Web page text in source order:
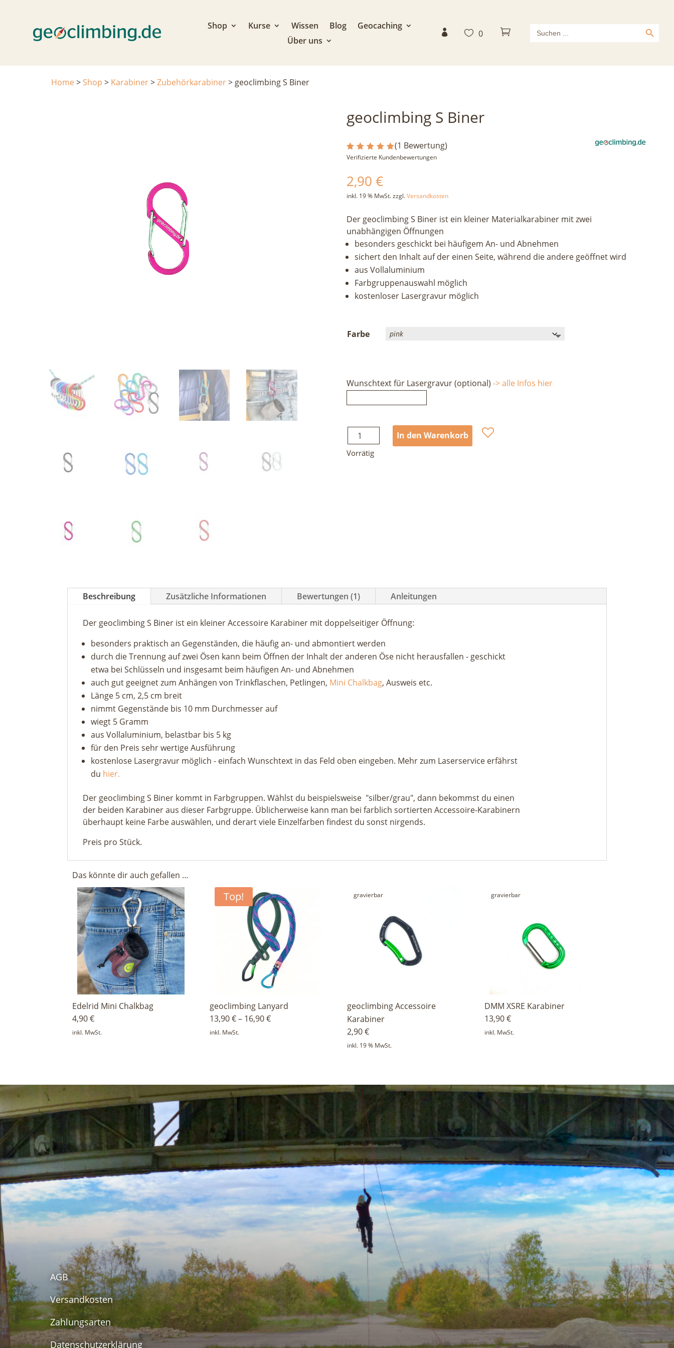
Shop Kurse Wissen Blog
Geocaching
Über uns
  0  Search
for:
Search Button
Home> Shop > Karabiner>Zubehörkarabiner> geoclimbing S Biner
geoclimbing S Biner
Bewertet
basiere
nd auf
ewertung
(1 Bewertung)
Verifizierte Kundenbewertungen
2,90€
inkl. 19 % MwSt.zzgl.Versandkosten
Der geoclimbing S Biner ist ein kleiner Materialkarabiner mit zwei
unabhängigen Öffnungen
besonders geschickt bei häufigem An- und Abnehmen
sichert den Inhalt auf der einen Seite, während die andere geöffnet wird
aus Vollaluminium
Farbgruppenauswahl möglich
kostenloser Lasergravur möglich
Farbe
Wunschtext für Lasergravur (optional)-> alle Infos hier
geoclimbing
S
Biner
In den Warenkorb
Vorrätig
Beschreibung Zusätzliche Informationen Bewertungen (1) Anleitungen
Der geoclimbing S Biner ist ein kleiner Accessoire Karabiner mit doppelseitiger Öffnung:
besonders praktisch an Gegenständen, die häufig an- und abmontiert werden
durch die Trennung auf zwei Ösen kann beim Öffnen der Inhalt der anderen Öse nicht herausfallen - geschickt
etwa bei Schlüsseln und insgesamt beim häufigen An- und Abnehmen
auch gut geeignet zum Anhängen von Trinkflaschen, Petlingen, Mini Chalkbag, Ausweis etc.
Länge 5 cm, 2,5 cm breit
nimmt Gegenstände bis 10 mm Durchmesser auf
wiegt 5 Gramm
aus Vollaluminium, belastbar bis 5 kg
für den Preis sehr wertige Ausführung
kostenlose Lasergravur möglich - einfach Wunschtext in das Feld oben eingeben. Mehr zum Laserservice erfährst
du hier.
Der geoclimbing S Biner kommt in Farbgruppen. Wählst du beispielsweise "silber/grau", dann bekommst du einen
der beiden Karabiner aus dieser Farbgruppe. Üblicherweise kann man bei farblich sortierten Accessoire-Karabinern
überhaupt keine Farbe auswählen, und derart viele Einzelfarben findest du sonst nirgends.
Preis pro Stück.
Das könnte dir auch gefallen …
Edelrid Mini Chalkbag
4,90€
inkl. MwSt.
gravierbar
Top!
geoclimbing Lanyard
13,90€– 16,90€
inkl. MwSt.
gravierbar
geoclimbing Accessoire
Karabiner
2,90€
inkl. 19 % MwSt.
gravierbar
DMM XSRE Karabiner
13,90€
inkl. MwSt.
AGB
Versandkosten
Zahlungsarten
Datenschutzerklärung